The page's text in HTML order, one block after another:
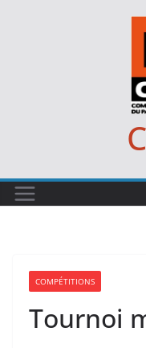
COMPÉTITIONS
Tournoi